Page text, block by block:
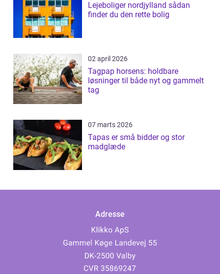
Lejeboliger nordjylland sådan
finder du den rette bolig
02 april 2026
Tagpap horsens: holdbare
løsninger til både nyt og gammelt
tag
07 marts 2026
Tapas er små bidder og stor
madglæde
Adresse